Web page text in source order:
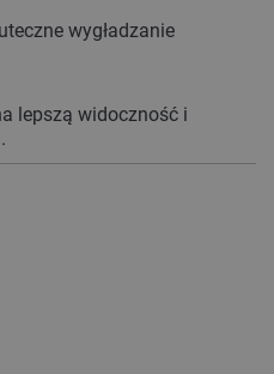
wygładzanie
lepszą widoczność i